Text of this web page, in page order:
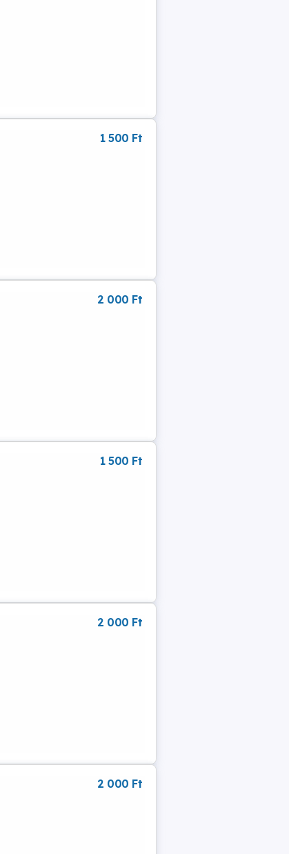
1 500 Ft
2 000 Ft
1 500 Ft
2 000 Ft
2 000 Ft